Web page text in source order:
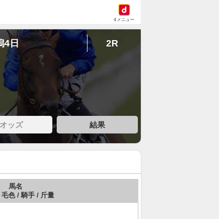
dメニュー
4日 2R
オッズ 結果
馬名
色 / 騎手 / 斤量